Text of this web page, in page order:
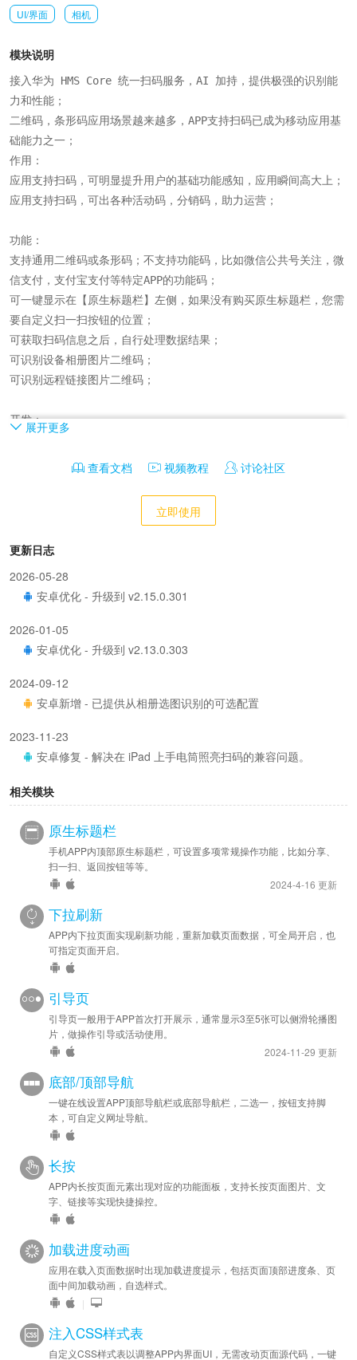
UI/界面 相机
模块说明
接入华为 HMS Core 统一扫码服务，AI 加持，提供极强的识别能
力和性能；
二维码，条形码应用场景越来越多，APP支持扫码已成为移动应用基
础能力之一；
作用：
应用支持扫码，可明显提升用户的基础功能感知，应用瞬间高大上；
应用支持扫码，可出各种活动码，分销码，助力运营；
功能：
支持通用二维码或条形码；不支持功能码，比如微信公共号关注，微
信支付，支付宝支付等特定APP的功能码；
可一键显示在【原生标题栏】左侧，如果没有购买原生标题栏，您需
要自定义扫一扫按钮的位置；
可获取扫码信息之后，自行处理数据结果；
可识别设备相册图片二维码；
可识别远程链接图片二维码；
开发： 展开更多
查看文档 视频教程 讨论社区
立即使用
更新日志
2026-05-28
安卓优化 - 升级到 v2.15.0.301
2026-01-05
安卓优化 - 升级到 v2.13.0.303
2024-09-12
安卓新增 - 已提供从相册选图识别的可选配置
2023-11-23
安卓修复 - 解决在 iPad 上手电筒照亮扫码的兼容问题。
2023-10-08
安卓优化 - 升级到 v2.12.0.301
2023-09-20
安卓优化 - 升级到 v2.12.0.300
苹果修复 - 解决在没有闪光灯的 iPad 上可能出现闪退的问题。
2023-06-19
安卓优化 - 升级到 v2.11.0.300
苹果优化 - 升级到 v1.1.0.306
2023-03-09
安卓优化 - 升级到 v2.10.0.301
2023-02-27
安卓优化 - Android 升级到 v2.9.0.300
2022-12-15
苹果优化 - iOS 升级到 v1.1.0.305
2022-10-20
安卓优化 - 升级到 v2.7.0.302
2022-06-29
安卓优化 - 升级到 v2.6.0.300，提升性能及稳定性。
苹果修复 - 解决 Apple AppStore 上架问题
苹果优化 - 升级到 v1.1.0.303，提升性能及稳定性。
2022-06-16
相关模块
原生标题栏
手机APP内顶部原生标题栏，可设置多项常规操作功能，比如分享、
扫一扫、返回按钮等等。
2024-4-16 更新
下拉刷新
APP内下拉页面实现刷新功能，重新加载页面数据，可全局开启，也
可指定页面开启。
引导页
引导页一般用于APP首次打开展示，通常显示3至5张可以侧滑轮播图
片，做操作引导或活动使用。
2024-11-29 更新
底部/顶部导航
一键在线设置APP顶部导航栏或底部导航栏，二选一，按钮支持脚
本，可自定义网址导航。
长按
APP内长按页面元素出现对应的功能面板，支持长按页面图片、文
字、链接等实现快捷操控。
加载进度动画
应用在载入页面数据时出现加载进度提示，包括页面顶部进度条、页
面中间加载动画，自选样式。
|
注入CSS样式表
自定义CSS样式表以调整APP内界面UI，无需改动页面源代码，一键